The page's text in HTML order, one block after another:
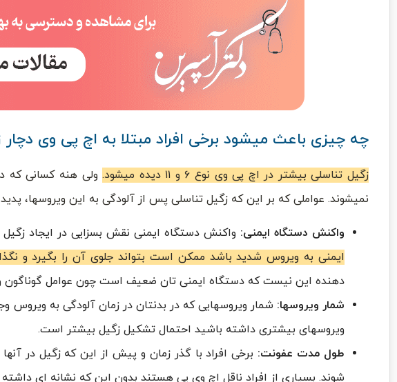
چه چیزی باعث میشود برخی افراد مبتلا به اچ پی وی
زگیل تناسلی بیشتر در اچ پی وی نوع ۶ و ۱۱ دیده میشود.
ولی هنه کسانی که
نمیشوند. عواملی که بر این که زگیل تناسلی پس از آلودگی به این ویروسها،
واکنش دستگاه ایمنی: واکنش دستگاه ایمنی نقش بسزایی در ایجاد زگیل
ایمنی به ویروس شدید باشد ممکن است بتواند جلوی آن را بگیرد و
دهنده این نیست که دستگاه ایمنی تان ضعیف است چون عوامل گوناگون و
شمار ویروسها: شمار ویروسهایی که در بدنتان در زمان آلودگی به ویروس
ویروسهای بیشتری داشته باشید احتمال تشکیل زگیل بیشتر است.
طول مدت عفونت: برخی افراد با گذر زمان و پیش از این که زگیل در
شوند. بسیاری از افراد ناقل اچ وی پی هستند بدون این که نشانه ای